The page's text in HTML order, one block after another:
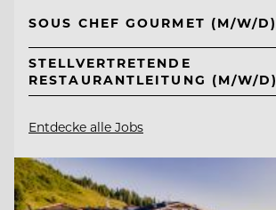
SOUS CHEF GOURMET (M/W/D)
STELLVERTRETENDE
RESTAURANTLEITUNG (M/W/D)
Entdecke alle Jobs